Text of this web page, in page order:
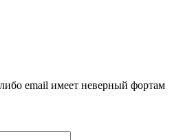
email имеет неверный фортам